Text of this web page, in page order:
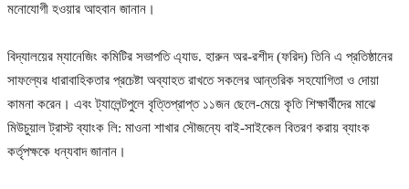
মনোযোগী হওয়ার আহবান জানান।
বিদ্যালয়ের ম্যানেজিং কমিটির সভাপতি এ্যাড. হারুন অর-রশীদ (ফরিদ) তিনি এ প্রতিষ্ঠানের
সাফল্যের ধারাবাহিকতার প্রচেষ্টা অব্যাহত রাখতে সকলের আন্তরিক সহযোগিতা ও দোয়া
কামনা করেন। এবং ট্যালেন্টপুলে বৃত্তিপ্রাপ্ত ১১জন ছেলে-মেয়ে কৃতি শিক্ষার্থীদের মাঝে
মিউচুয়াল ট্রাস্ট ব্যাংক লি: মাওনা শাখার সৌজন্যে বাই-সাইকেল বিতরণ করায় ব্যাংক
কর্তৃপক্ষকে ধন্যবাদ জানান।